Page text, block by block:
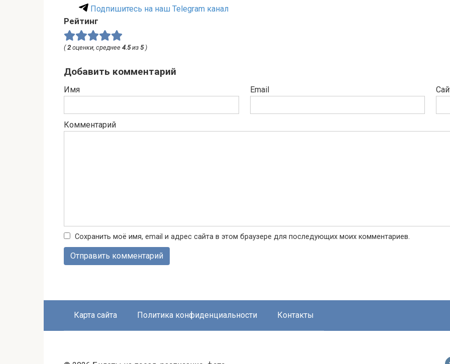
Подпишитесь на наш Telegram канал
Рейтинг
(2 оценки, среднее 4.5из 5)
Добавить комментарий
Имя Email
Комментарий
Сохранить моё имя, email и адрес сайта в этом браузере для последующих моих комментариев.
Карта сайта Политика конфиденциальности Контакты